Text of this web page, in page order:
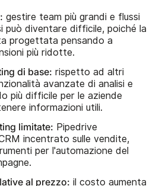
gestire team più grandi e flussi
può diventare difficile, poiché la
progettata pensando a
più ridotte.
di base: rispetto ad altri
avanzate di analisi e
più difficile per le aziende
informazioni utili.
limitate: Pipedrive
incentrato sulle vendite,
per l'automazione del
al prezzo: il costo aumenta